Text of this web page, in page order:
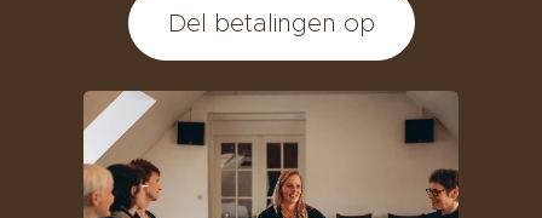
Del betalingen op